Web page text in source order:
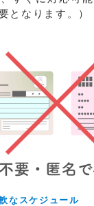
となります。）
なスケジュール